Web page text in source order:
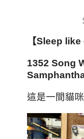
【Sleep
1352 Song
這是一間貓